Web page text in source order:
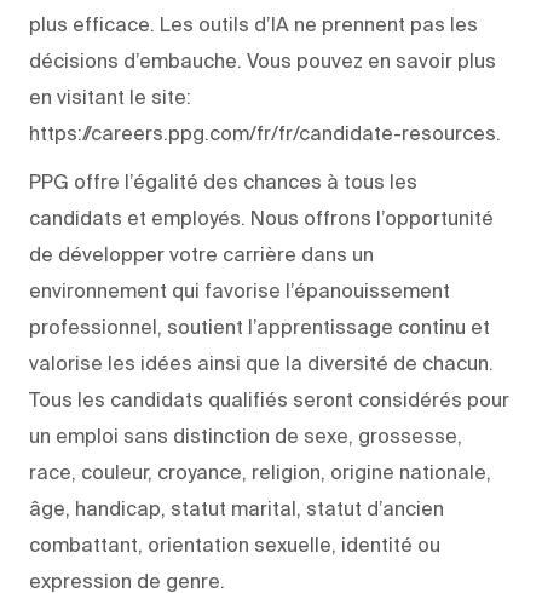
plus efficace. Les outils d’IA ne prennent pas les
décisions d’embauche. Vous pouvez en savoir plus
en visitant le site:
https://careers.ppg.com/fr/fr/candidate-resources.
PPG offre l’égalité des chances à tous les
candidats et employés. Nous offrons l’opportunité
de développer votre carrière dans un
environnement qui favorise l’épanouissement
professionnel, soutient l’apprentissage continu et
valorise les idées ainsi que la diversité de chacun.
Tous les candidats qualifiés seront considérés pour
un emploi sans distinction de sexe, grossesse,
race, couleur, croyance, religion, origine nationale,
âge, handicap, statut marital, statut d’ancien
combattant, orientation sexuelle, identité ou
expression de genre.